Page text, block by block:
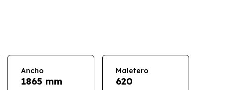
Ancho
1865 mm
Maletero
620